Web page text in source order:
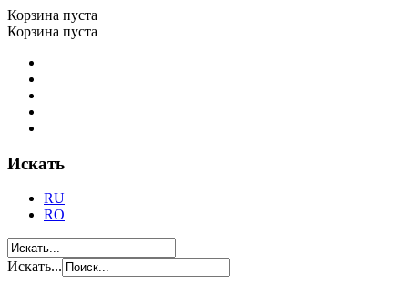
Корзина пуста
Корзина пуста
Искать
RU
RO
Искать...